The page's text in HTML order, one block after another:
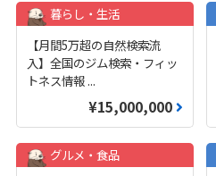
暮らし・生活
【月間5万超の自然検索流
入】全国のジム検索・フィッ
トネス情報 ...
¥15,000,000
グルメ・食品